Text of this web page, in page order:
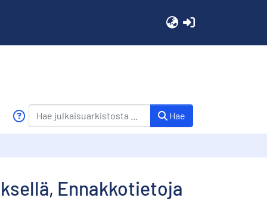
Hae
Ennakkotietoja